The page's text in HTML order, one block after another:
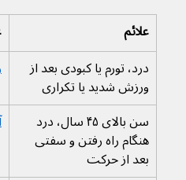
علائم
درد، تورم یا کبودی بعد از
ورزش شدید یا تکراری
سن بالای ۴۵ سال، درد
هنگام راه رفتن و سفتی
بعد از حرکت